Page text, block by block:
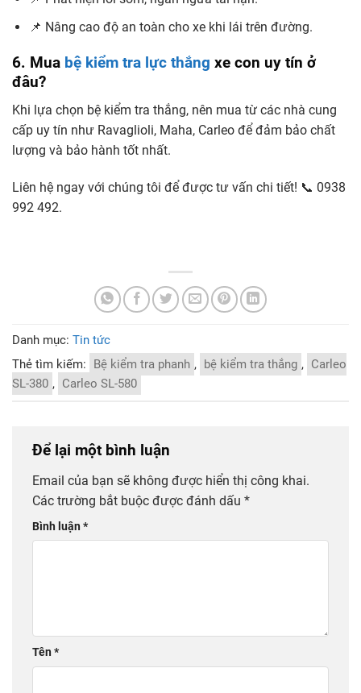
📌 Nâng cao độ an toàn cho xe khi lái trên đường.
6. Mua bệ kiểm tra lực thắng xe con uy tín ở
đâu?
Khi lựa chọn bệ kiểm tra thắng, nên mua từ các nhà cung
cấp uy tín như Ravaglioli, Maha, Carleo để đảm bảo chất
lượng và bảo hành tốt nhất.
Liên hệ ngay với chúng tôi để được tư vấn chi tiết! 📞 0938
992 492.
Danh mục: Tin tức
Thẻ tìm kiếm:
Bệ kiểm tra phanh , bệ kiểm tra thắng , Carleo
SL-380 , Carleo SL-580
Để lại một bình luận
Email của bạn sẽ không được hiển thị công khai.
Các trường bắt buộc được đánh dấu *
Bình luận*
Tên*